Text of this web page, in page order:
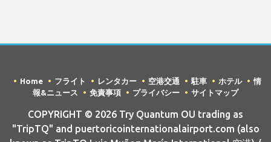
Home フライト レンタカー 空港交通 駐車 ホテル
情
報&ニュース
免責事項 プライバシー サイトマップ
COPYRIGHT © 2026 Try Quantum OU trading as
"TripTQ" and puertoricointernationalairport.com (also